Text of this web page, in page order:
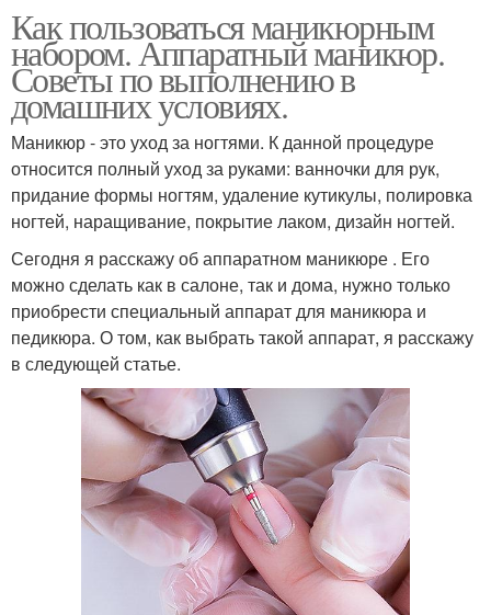
Как пользоваться маникюрным
набором. Аппаратный маникюр.
Советы по выполнению в
домашних условиях.
Маникюр - это уход за ногтями. К данной процедуре
относится полный уход за руками: ванночки для рук,
придание формы ногтям, удаление кутикулы, полировка
ногтей, наращивание, покрытие лаком, дизайн ногтей.
Сегодня я расскажу об аппаратном маникюре . Его
можно сделать как в салоне, так и дома, нужно только
приобрести специальный аппарат для маникюра и
педикюра. О том, как выбрать такой аппарат, я расскажу
в следующей статье.